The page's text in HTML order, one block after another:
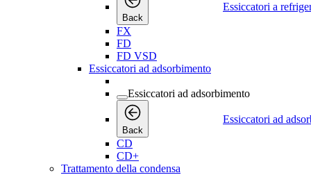
Back
Essiccatori a
FX
FD
FD VSD
Essiccatori ad adsorbimento
Essiccatori ad adsorbimento
Back
Essiccatori ad
CD
CD+
Trattamento della condensa